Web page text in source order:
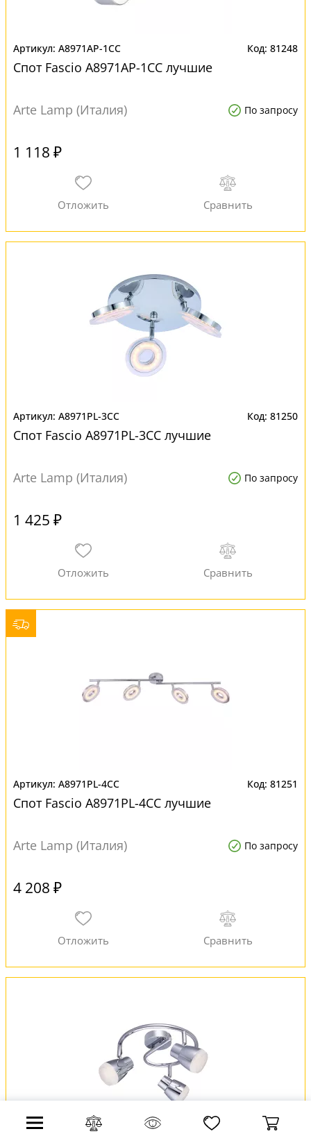
A8971AP-1CC 81248
Спот Fascio A8971AP-1CC лучшие
Arte Lamp (Италия) По запросу
1 118 ₽
A8971PL-3CC 81250
Спот Fascio A8971PL-3CC лучшие
Arte Lamp (Италия) По запросу
1 425 ₽
A8971PL-4CC 81251
Спот Fascio A8971PL-4CC лучшие
Arte Lamp (Италия) По запросу
4 208 ₽